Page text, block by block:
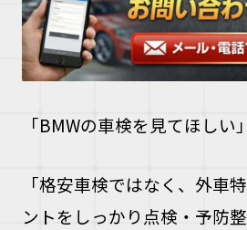
「BMWの車検を見てほしい」
「格安車検ではなく、外車
ントをしっかり点検・予防